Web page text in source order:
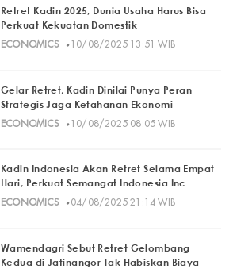
Retret Kadin 2025, Dunia Usaha Harus Bisa
Perkuat Kekuatan Domestik
ECONOMICS· 10/08/2025 13:51 WIB
Gelar Retret, Kadin Dinilai Punya Peran
Strategis Jaga Ketahanan Ekonomi
ECONOMICS· 10/08/2025 08:05 WIB
Kadin Indonesia Akan Retret Selama Empat
Hari, Perkuat Semangat Indonesia Inc
ECONOMICS· 04/08/2025 21:14 WIB
Wamendagri Sebut Retret Gelombang
Kedua di Jatinangor Tak Habiskan Biaya